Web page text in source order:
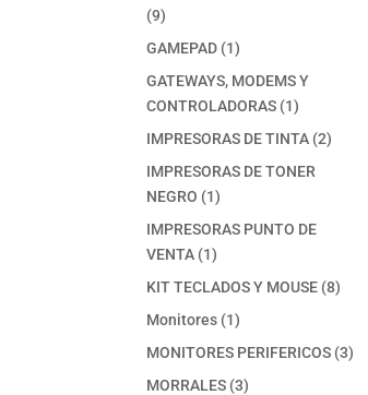
99
productos
GAMEPAD 11
producto
GATEWAYS, MODEMS Y
CONTROLADORAS 11
producto
IMPRESORAS DE TINTA 22
IMPRESORAS DE TONER
NEGRO
11
producto
IMPRESORAS PUNTO DE
VENTA 11
producto
KIT TECLADOS Y MOUSE 88
Monitores 11
producto
MONITORES PERIFERICOS 33
MORRALES 33